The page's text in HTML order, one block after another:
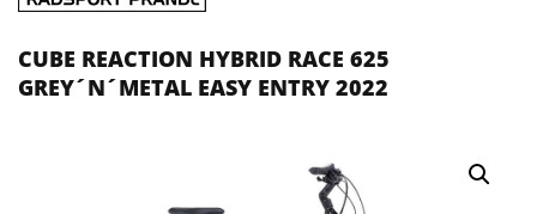
CUBE REACTION HYBRID RACE 625
GREY´N´METAL EASY ENTRY 2022